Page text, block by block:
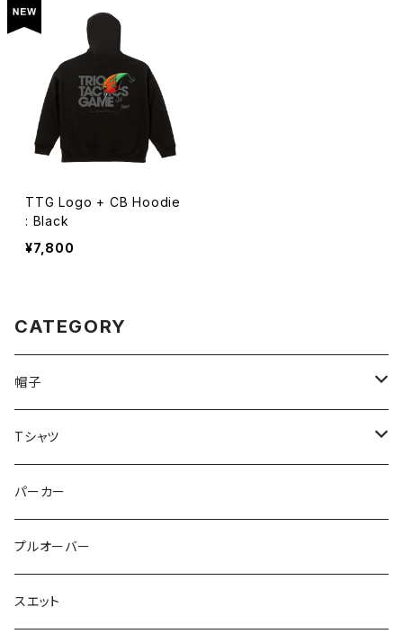
TTG Logo + CB Hoodie
: Black
¥7,800
CATEGORY
帽子
ハット
キャップ
Tシャツ
VIBES
Tagging Logo
GIJIE FISHERMAN
パーカー
プルオーバー
スエット